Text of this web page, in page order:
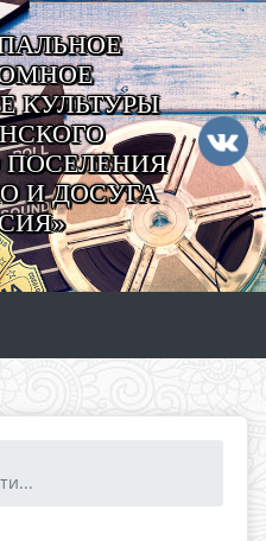
КУЛЬТУРЫ
ПОСЕЛЕНИЯ
И ДОСУГА